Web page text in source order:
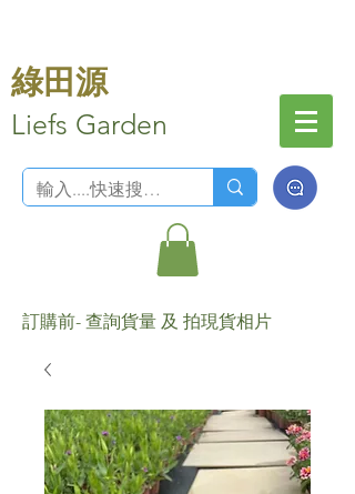
綠田源
Liefs Garden
訂購前- 查詢貨量 及 拍現貨相片